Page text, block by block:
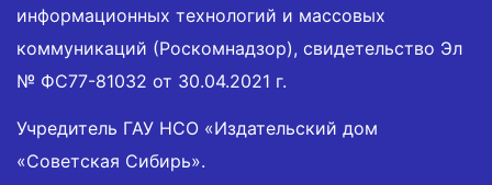
информационных технологий и массовых
коммуникаций (Роскомнадзор), свидетельство Эл
№ ФС77-81032 от 30.04.2021 г.
Учредитель ГАУ НСО «Издательский дом
«Советская Сибирь».